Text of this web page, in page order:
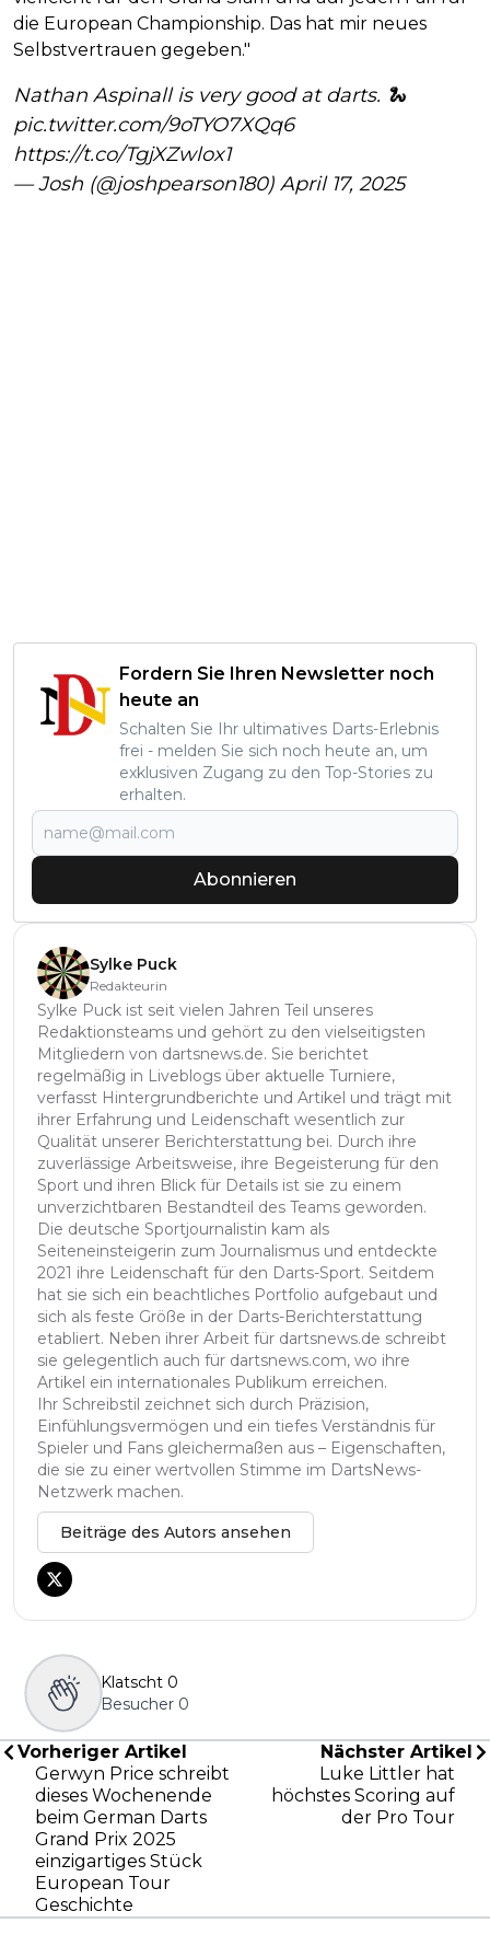
die European Championship. Das hat mir neues
Selbstvertrauen gegeben."
Nathan Aspinall is very good at darts. 🐍
pic.twitter.com/9oTYO7XQq6
https://t.co/TgjXZwlox1
— Josh (@joshpearson180) April 17, 2025
Fordern Sie Ihren Newsletter noch
heute an
Schalten Sie Ihr ultimatives Darts-Erlebnis
frei - melden Sie sich noch heute an, um
exklusiven Zugang zu den Top-Stories zu
erhalten.
Abonnieren
Sylke Puck
Redakteurin
Sylke Puck ist seit vielen Jahren Teil unseres
Redaktionsteams und gehört zu den vielseitigsten
Mitgliedern von dartsnews.de. Sie berichtet
regelmäßig in Liveblogs über aktuelle Turniere,
verfasst Hintergrundberichte und Artikel und trägt mit
ihrer Erfahrung und Leidenschaft wesentlich zur
Qualität unserer Berichterstattung bei. Durch ihre
zuverlässige Arbeitsweise, ihre Begeisterung für den
Sport und ihren Blick für Details ist sie zu einem
unverzichtbaren Bestandteil des Teams geworden.
Die deutsche Sportjournalistin kam als
Seiteneinsteigerin zum Journalismus und entdeckte
2021 ihre Leidenschaft für den Darts-Sport. Seitdem
hat sie sich ein beachtliches Portfolio aufgebaut und
sich als feste Größe in der Darts-Berichterstattung
etabliert. Neben ihrer Arbeit für dartsnews.de schreibt
sie gelegentlich auch für dartsnews.com, wo ihre
Artikel ein internationales Publikum erreichen.
Ihr Schreibstil zeichnet sich durch Präzision,
Einfühlungsvermögen und ein tiefes Verständnis für
Spieler und Fans gleichermaßen aus – Eigenschaften,
die sie zu einer wertvollen Stimme im DartsNews-
Netzwerk machen.
Beiträge des Autors ansehen
Klatscht 0
Besucher 0
Vorheriger Artikel
Gerwyn Price schreibt
dieses Wochenende
beim German Darts
Grand Prix 2025
einzigartiges Stück
European Tour
Geschichte
Nächster Artikel
Luke Littler hat
höchstes Scoring auf
der Pro Tour